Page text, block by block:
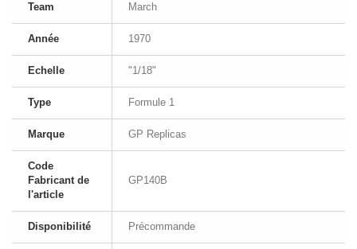
Team March
Année 1970
Echelle "1/18"
Type Formule 1
Marque GP Replicas
Code
Fabricant de
l'article
GP140B
Disponibilité Précommande